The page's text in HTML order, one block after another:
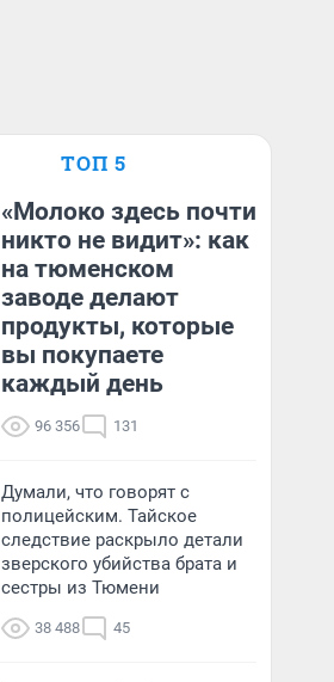
ТОП 5
«Молоко здесь почти
никто не видит»: как
на тюменском
заводе делают
продукты, которые
вы покупаете
каждый день
96 356 131
Думали, что говорят с
полицейским. Тайское
следствие раскрыло детали
зверского убийства брата и
сестры из Тюмени
38 488 45